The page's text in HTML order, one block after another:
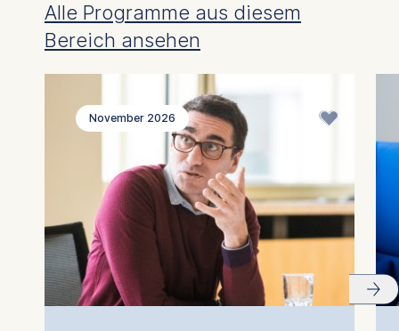
Alle Programme aus diesem
Bereich ansehen
November 2026